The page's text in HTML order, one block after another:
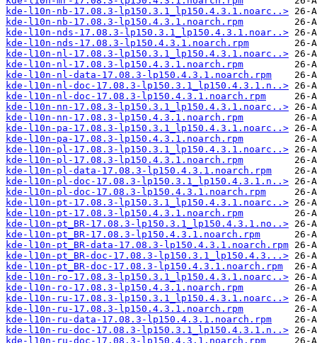
kde-l10n-nb-17.08.3-lp150.3.1_lp150.4.3.1.noarc..>
kde-l10n-nb-17.08.3-lp150.4.3.1.noarch.rpm
kde-l10n-nds-17.08.3-lp150.3.1_lp150.4.3.1.noar..>
kde-l10n-nds-17.08.3-lp150.4.3.1.noarch.rpm
kde-l10n-nl-17.08.3-lp150.3.1_lp150.4.3.1.noarc..>
kde-l10n-nl-17.08.3-lp150.4.3.1.noarch.rpm
kde-l10n-nl-data-17.08.3-lp150.4.3.1.noarch.rpm
kde-l10n-nl-doc-17.08.3-lp150.3.1_lp150.4.3.1.n..>
kde-l10n-nl-doc-17.08.3-lp150.4.3.1.noarch.rpm
kde-l10n-nn-17.08.3-lp150.3.1_lp150.4.3.1.noarc..>
kde-l10n-nn-17.08.3-lp150.4.3.1.noarch.rpm
kde-l10n-pa-17.08.3-lp150.3.1_lp150.4.3.1.noarc..>
kde-l10n-pa-17.08.3-lp150.4.3.1.noarch.rpm
kde-l10n-pl-17.08.3-lp150.3.1_lp150.4.3.1.noarc..>
kde-l10n-pl-17.08.3-lp150.4.3.1.noarch.rpm
kde-l10n-pl-data-17.08.3-lp150.4.3.1.noarch.rpm
kde-l10n-pl-doc-17.08.3-lp150.3.1_lp150.4.3.1.n..>
kde-l10n-pl-doc-17.08.3-lp150.4.3.1.noarch.rpm
kde-l10n-pt-17.08.3-lp150.3.1_lp150.4.3.1.noarc..>
kde-l10n-pt-17.08.3-lp150.4.3.1.noarch.rpm
kde-l10n-pt_BR-17.08.3-lp150.3.1_lp150.4.3.1.no..>
kde-l10n-pt_BR-17.08.3-lp150.4.3.1.noarch.rpm
kde-l10n-pt_BR-data-17.08.3-lp150.4.3.1.noarch.rpm
kde-l10n-pt_BR-doc-17.08.3-lp150.3.1_lp150.4.3...>
kde-l10n-pt_BR-doc-17.08.3-lp150.4.3.1.noarch.rpm
kde-l10n-ro-17.08.3-lp150.3.1_lp150.4.3.1.noarc..>
kde-l10n-ro-17.08.3-lp150.4.3.1.noarch.rpm
kde-l10n-ru-17.08.3-lp150.3.1_lp150.4.3.1.noarc..>
kde-l10n-ru-17.08.3-lp150.4.3.1.noarch.rpm
kde-l10n-ru-data-17.08.3-lp150.4.3.1.noarch.rpm
kde-l10n-ru-doc-17.08.3-lp150.3.1_lp150.4.3.1.n..>
kde-l10n-ru-doc-17.08.3-lp150.4.3.1.noarch.rpm